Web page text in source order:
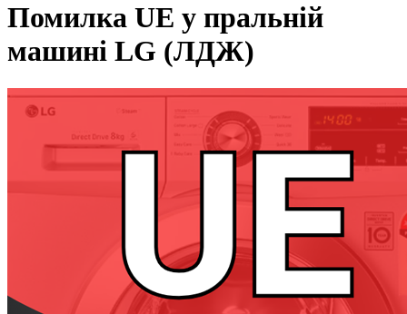
Помилка UE у пральній
машині LG (ЛДЖ)